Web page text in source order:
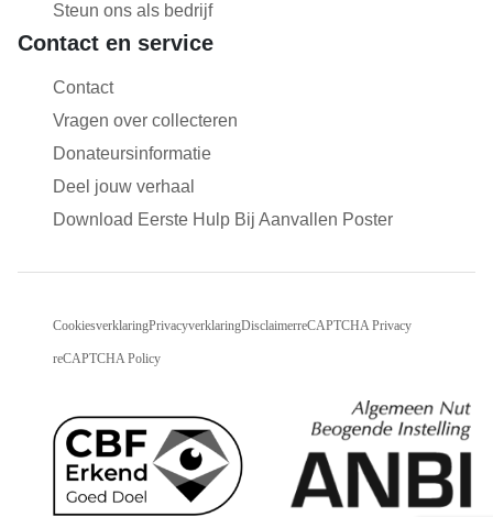
Steun ons als bedrijf
Contact en service
Contact
Vragen over collecteren
Donateursinformatie
Deel jouw verhaal
Download Eerste Hulp Bij Aanvallen Poster
CookiesverklaringPrivacyverklaringDisclaimerreCAPTCHA Privacy
reCAPTCHA Policy